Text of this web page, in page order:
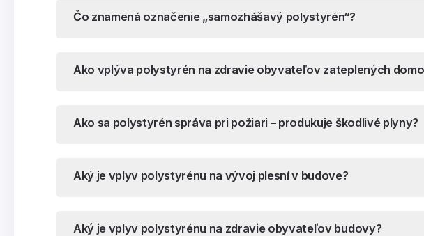
Čo znamená označenie „samozhášavý polystyrén“?
Ako vplýva polystyrén na zdravie obyvateľov zateplených
Ako sa polystyrén správa pri požiari – produkuje škodlivé plyny?
Aký je vplyv polystyrénu na vývoj plesní v budove?
Aký je vplyv polystyrénu na zdravie obyvateľov budovy?